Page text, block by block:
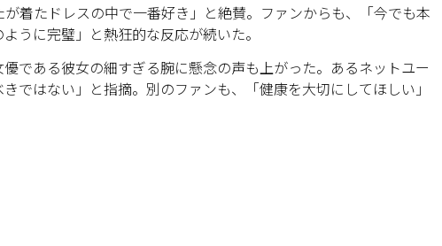
着たドレスの中で一番好き」と絶賛。ファンからも、「今でも本
うに完璧」と熱狂的な反応が続いた。
である彼女の細すぎる腕に懸念の声も上がった。あるネットユー
ではない」と指摘。別のファンも、「健康を大切にしてほしい」